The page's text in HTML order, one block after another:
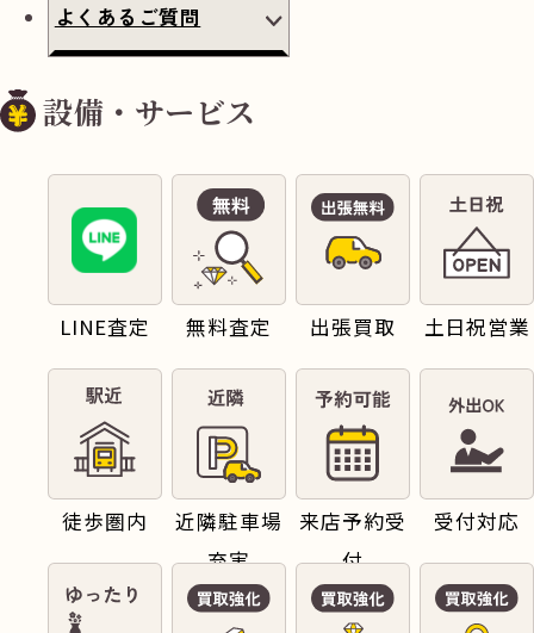
よくあるご質問
設備・サービス
LINE査定 無料査定 出張買取 土日祝営業
徒歩圏内
近隣駐車場
充実
来店予約受
付
受付対応